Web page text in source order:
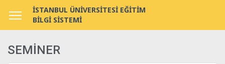
İSTANBUL ÜNİVERSİTESİ EĞİTİM
BİLGİ SİSTEMİ
SEMİNER